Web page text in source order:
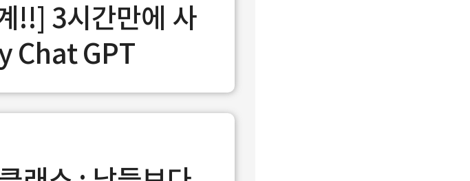
!!] 3시간만에 사
Chat GPT